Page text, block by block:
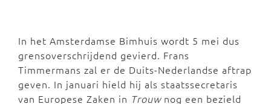
In het Amsterdamse Bimhuis wordt 5 mei dus
grensoverschrijdend gevierd. Frans
Timmermans zal er de Duits-Nederlandse aftrap
geven. In januari hield hij als staatssecretaris
van Europese Zaken in Trouwnog een bezield